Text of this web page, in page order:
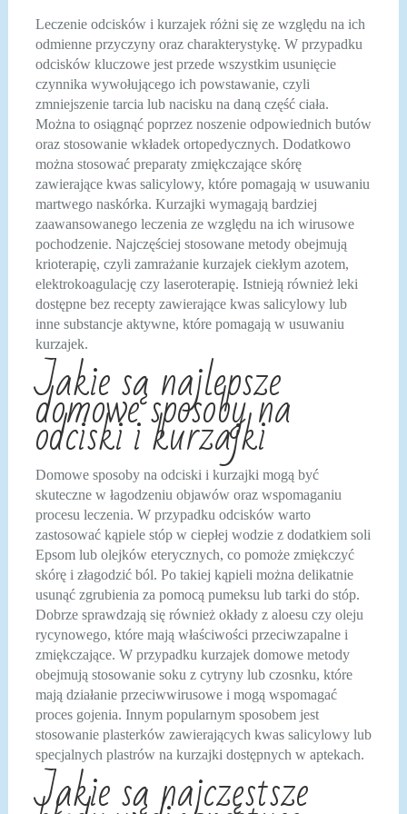
Leczenie odcisków i kurzajek różni się ze względu na ich
odmienne przyczyny oraz charakterystykę. W przypadku
odcisków kluczowe jest przede wszystkim usunięcie
czynnika wywołującego ich powstawanie, czyli
zmniejszenie tarcia lub nacisku na daną część ciała.
Można to osiągnąć poprzez noszenie odpowiednich butów
oraz stosowanie wkładek ortopedycznych. Dodatkowo
można stosować preparaty zmiękczające skórę
zawierające kwas salicylowy, które pomagają w usuwaniu
martwego naskórka. Kurzajki wymagają bardziej
zaawansowanego leczenia ze względu na ich wirusowe
pochodzenie. Najczęściej stosowane metody obejmują
krioterapię, czyli zamrażanie kurzajek ciekłym azotem,
elektrokoagulację czy laseroterapię. Istnieją również leki
dostępne bez recepty zawierające kwas salicylowy lub
inne substancje aktywne, które pomagają w usuwaniu
kurzajek.
Jakie są najlepsze
domowe sposoby na
odciski i kurzajki
Domowe sposoby na odciski i kurzajki mogą być
skuteczne w łagodzeniu objawów oraz wspomaganiu
procesu leczenia. W przypadku odcisków warto
zastosować kąpiele stóp w ciepłej wodzie z dodatkiem soli
Epsom lub olejków eterycznych, co pomoże zmiękczyć
skórę i złagodzić ból. Po takiej kąpieli można delikatnie
usunąć zgrubienia za pomocą pumeksu lub tarki do stóp.
Dobrze sprawdzają się również okłady z aloesu czy oleju
rycynowego, które mają właściwości przeciwzapalne i
zmiękczające. W przypadku kurzajek domowe metody
obejmują stosowanie soku z cytryny lub czosnku, które
mają działanie przeciwwirusowe i mogą wspomagać
proces gojenia. Innym popularnym sposobem jest
stosowanie plasterków zawierających kwas salicylowy lub
specjalnych plastrów na kurzajki dostępnych w aptekach.
Jakie są najczęstsze